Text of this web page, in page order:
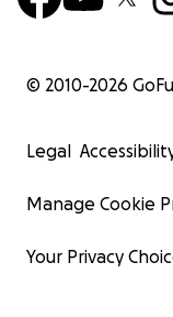
© 2010-2026
Legal
Manage Cookie
Your Privacy